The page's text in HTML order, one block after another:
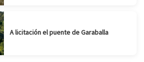
A licitación el puente de Garaballa